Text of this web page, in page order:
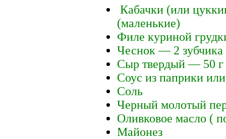
Кабачки (или
(маленькие)
Филе куриной
Чеснок — 2 зубчика
Сыр твердый — 50 г
Соус из паприки
Соль
Черный молотый
Оливковое масло (
Майонез